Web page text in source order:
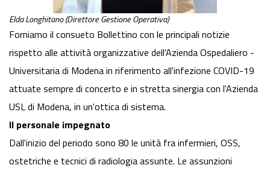
Elda Longhitano (Direttore Gestione Operativa)
Forniamo il consueto Bollettino con le principali notizie
rispetto alle attività organizzative dell'Azienda Ospedaliero -
Universitaria di Modena in riferimento all'infezione COVID-19
attuate sempre di concerto e in stretta sinergia con l'Azienda
USL di Modena, in un'ottica di sistema.
Il personale impegnato
Dall'inizio del periodo sono 80 le unità fra infermieri, OSS,
ostetriche e tecnici di radiologia assunte. Le assunzioni